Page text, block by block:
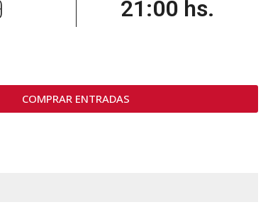
21:00 hs.
COMPRAR ENTRADAS